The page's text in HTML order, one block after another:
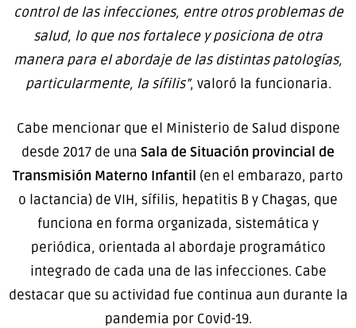
control de las infecciones, entre otros problemas de
salud, lo que nos fortalece y posiciona de otra
manera para el abordaje de las distintas patologías,
particularmente, la sífilis”, valoró la funcionaria.
Cabe mencionar que el Ministerio de Salud dispone
desde 2017 de una Sala de Situación provincial de
Transmisión Materno Infantil (en el embarazo, parto
o lactancia) de VIH, sífilis, hepatitis B y Chagas, que
funciona en forma organizada, sistemática y
periódica, orientada al abordaje programático
integrado de cada una de las infecciones. Cabe
destacar que su actividad fue continua aun durante la
pandemia por Covid-19.